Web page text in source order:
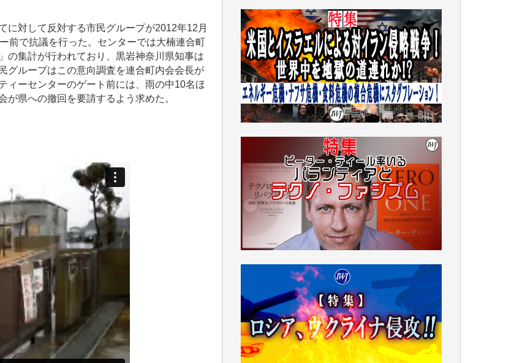
対して反対する市民グループが2012年12月
前で抗議を行った。センターでは大楠連合町
の集計が行われており、黒岩神奈川県知事は
グループはこの意向調査を連合町内会会長が
ィーセンターのゲート前には、雨の中10名ほ
県への撤回を要請するよう求めた。